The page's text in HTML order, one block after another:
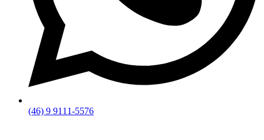
(46) 9 9111-5576